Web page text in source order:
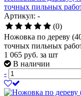
точных пильных
Артикул: -
(0)
Ножовка по дереву
точных пильных
1 065 руб. за шт
В наличии
-